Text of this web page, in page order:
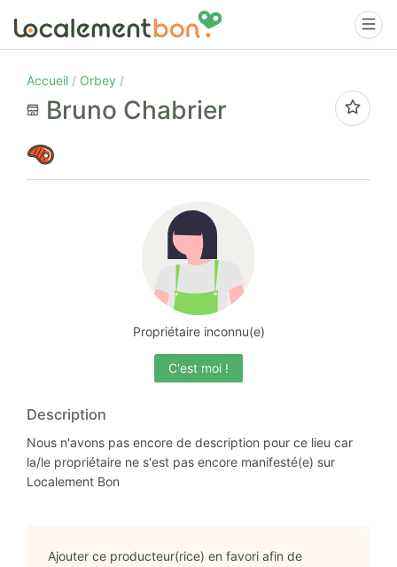
Accueil Orbey
Bruno Chabrier
Propriétaire inconnu(e)
C'est moi !
Description
Nous n'avons pas encore de description pour ce lieu car
la/le propriétaire ne s'est pas encore manifesté(e) sur
Localement Bon
Ajouter ce producteur(rice) en favori afin de